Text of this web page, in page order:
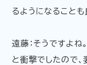
るようになることも
遠藤：そうですよね
と衝撃でしたので